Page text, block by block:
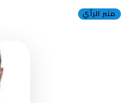
منبر الرأي